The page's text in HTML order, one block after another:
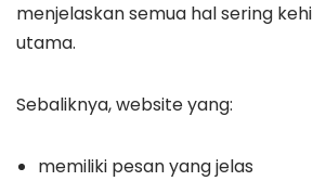
menjelaskan semua hal sering
utama.
Sebaliknya, website yang:
memiliki pesan yang jelas